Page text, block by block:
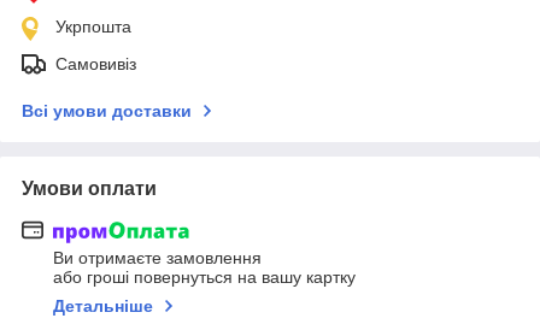
Укрпошта
Самовивіз
Всі умови доставки
Умови оплати
Ви отримаєте замовлення
або гроші повернуться на вашу картку
Детальніше